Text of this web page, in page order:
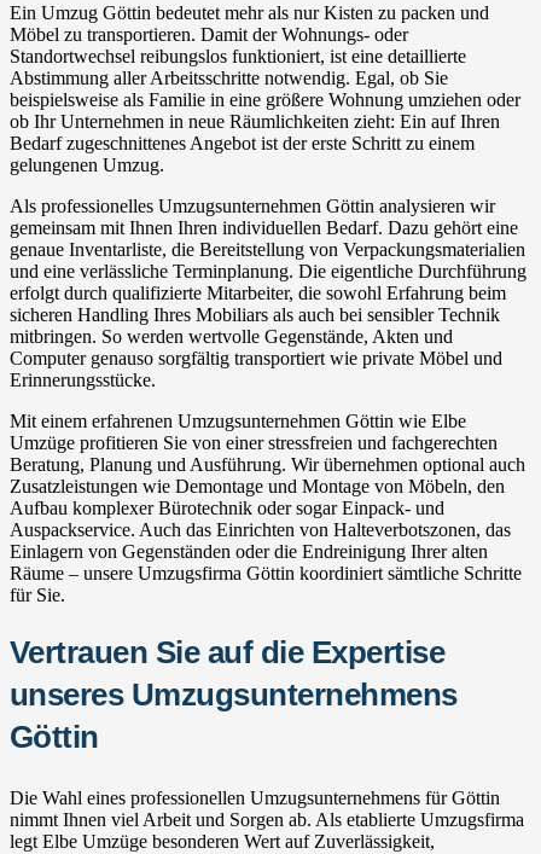
Ein Umzug Göttin bedeutet mehr als nur Kisten zu packen und
Möbel zu transportieren. Damit der Wohnungs- oder
Standortwechsel reibungslos funktioniert, ist eine detaillierte
Abstimmung aller Arbeitsschritte notwendig. Egal, ob Sie
beispielsweise als Familie in eine größere Wohnung umziehen oder
ob Ihr Unternehmen in neue Räumlichkeiten zieht: Ein auf Ihren
Bedarf zugeschnittenes Angebot ist der erste Schritt zu einem
gelungenen Umzug.
Als professionelles Umzugsunternehmen Göttin analysieren wir
gemeinsam mit Ihnen Ihren individuellen Bedarf. Dazu gehört eine
genaue Inventarliste, die Bereitstellung von Verpackungsmaterialien
und eine verlässliche Terminplanung. Die eigentliche Durchführung
erfolgt durch qualifizierte Mitarbeiter, die sowohl Erfahrung beim
sicheren Handling Ihres Mobiliars als auch bei sensibler Technik
mitbringen. So werden wertvolle Gegenstände, Akten und
Computer genauso sorgfältig transportiert wie private Möbel und
Erinnerungsstücke.
Mit einem erfahrenen Umzugsunternehmen Göttin wie Elbe
Umzüge profitieren Sie von einer stressfreien und fachgerechten
Beratung, Planung und Ausführung. Wir übernehmen optional auch
Zusatzleistungen wie Demontage und Montage von Möbeln, den
Aufbau komplexer Bürotechnik oder sogar Einpack- und
Auspackservice. Auch das Einrichten von Halteverbotszonen, das
Einlagern von Gegenständen oder die Endreinigung Ihrer alten
Räume – unsere Umzugsfirma Göttin koordiniert sämtliche Schritte
für Sie.
Vertrauen Sie auf die Expertise
unseres Umzugsunternehmens
Göttin
Die Wahl eines professionellen Umzugsunternehmens für Göttin
nimmt Ihnen viel Arbeit und Sorgen ab. Als etablierte Umzugsfirma
legt Elbe Umzüge besonderen Wert auf Zuverlässigkeit,